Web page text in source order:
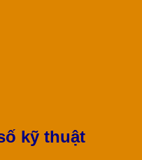
kỹ thuật